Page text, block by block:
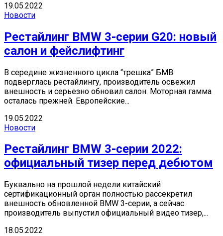
19.05.2022
Новости
Рестайлинг BMW 3-серии G20: новый
салон и фейслифтинг
В середине жизненного цикла “трешка” БМВ
подверглась рестайлингу, производитель освежил
внешность и серьезно обновил салон. Моторная гамма
осталась прежней. Европейские...
19.05.2022
Новости
Рестайлинг BMW 3-серии 2022:
официальный тизер перед дебютом
Буквально на прошлой недели китайский
сертификационный орган полностью рассекретил
внешность обновленной BMW 3-серии, а сейчас
производитель выпустил официальный видео тизер,...
18.05.2022